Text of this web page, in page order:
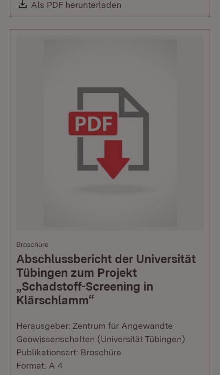
Download:
Als PDF herunterladen
Broschüre
Abschlussbericht der Universität
Tübingen zum Projekt
„Schadstoff-Screening in
Klärschlamm“
Herausgeber: Zentrum für Angewandte
Geowissenschaften (Universität Tübingen)
Publikationsart: Broschüre
Format: A 4